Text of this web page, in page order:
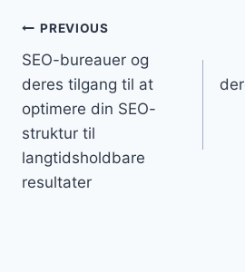
Indlægsnavigation
PREVIOUS
SEO-bureauer og
deres tilgang til at
optimere din SEO-
struktur til
langtidsholdbare
resultater